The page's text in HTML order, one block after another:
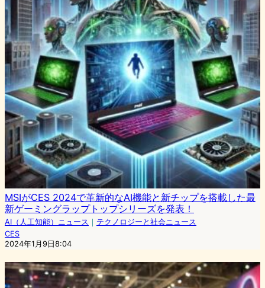
MSIがCES 2024で革新的なAI機能と新チップを搭載した最
新ゲーミングラップトップシリーズを発表！
AI（人工知能）ニュース ｜ テクノロジーと社会ニュース
CES
2024年1月9日8:04